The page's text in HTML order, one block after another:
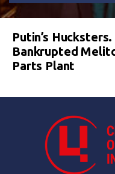
Putin’s
Bankrupted
Parts Plant